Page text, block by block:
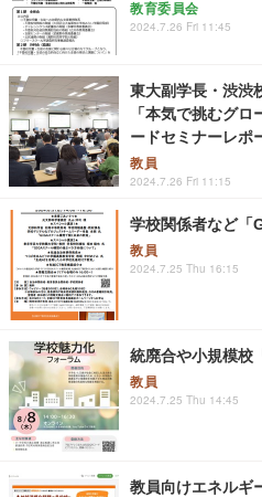
教育委員会
2024.7.26 Fri 11:45
東大副学長・渋渋
「本気で挑むグ
ードセミナーレポ
教員
2024.7.26 Fri 11:15
学校関係者など「
教員
2024.7.25 Thu 16:15
統廃合や小規模校
教員
2024.7.25 Thu 14:45
教員向けエネルギ